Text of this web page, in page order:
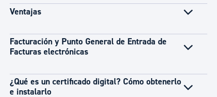
Ventajas
Facturación y Punto General de Entrada de
Facturas electrónicas
¿Qué es un certificado digital? Cómo obtenerlo
e instalarlo